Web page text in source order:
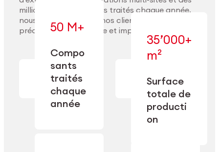
Explorer les matériaux
millions de composants traités chaque année,
nous accompagnons nos clients pour délivrer
précision, performance et impact durable.
50 M+
Compo
sants
traités
chaque
année
— en usinage,
nettoyage et
conditionnement.
35’000+
m²
Surface
totale de
producti
on
— conçue pour
précision et la
flexibilité
opérationnelle.